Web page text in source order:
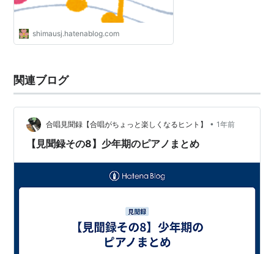
shimausj.hatenablog.com
関連ブログ
合唱見聞録【合唱がちょっと楽しくなるヒント】 • 1年前
【見聞録その8】少年期のピアノまとめ